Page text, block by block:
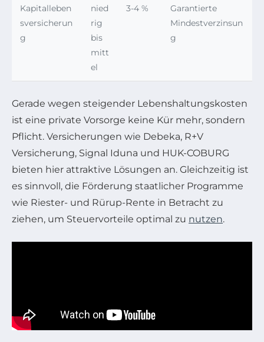
Kapitalleben
sversicherun
g
nied
rig
bis
mitt
el
3-4 %
Garantierte
Mindestverzinsun
g
Gerade wegen steigender Lebenshaltungskosten
ist eine private Vorsorge keine Kür mehr, sondern
Pflicht. Versicherungen wie Debeka, R+V
Versicherung, Signal Iduna und HUK-COBURG
bieten hier attraktive Lösungen an. Gleichzeitig ist
es sinnvoll, die Förderung staatlicher Programme
wie Riester- und Rürup-Rente in Betracht zu
ziehen, um Steuervorteile optimal zu nutzen.